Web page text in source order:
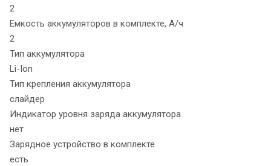
2
Емкость аккумуляторов в комплекте, А/ч
2
Тип аккумулятора
Li-Ion
Тип крепления аккумулятора
слайдер
Индикатор уровня заряда аккумулятора
нет
Зарядное устройство в комплекте
есть